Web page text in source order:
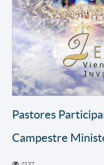
Pastores
Campestre